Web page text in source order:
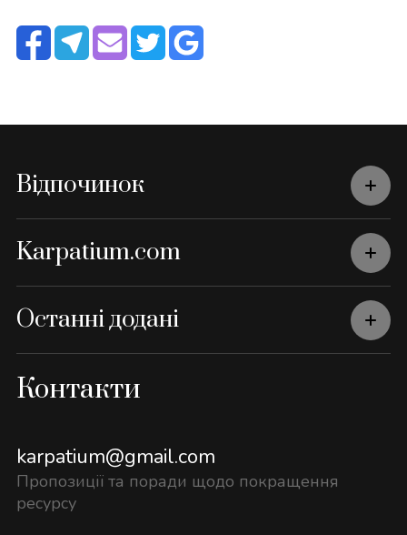
Відпочинок
Karpatium.com
Останні додані
Контакти
karpatium@gmail.com
Пропозиції та поради щодо покращення
ресурсу